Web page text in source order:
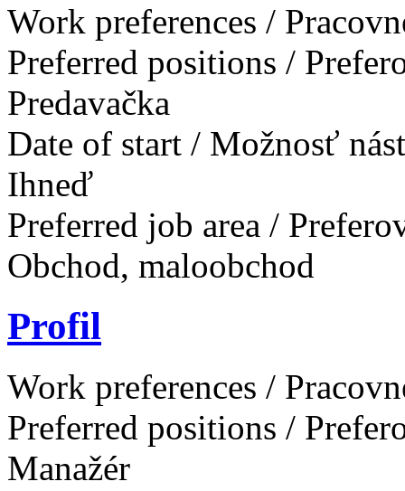
Work preferences /
Preferred positions /
Predavačka
Date of start / Možnosť
Ihneď
Preferred job area /
Obchod, maloobchod
Profil
Work preferences /
Preferred positions /
Manažér